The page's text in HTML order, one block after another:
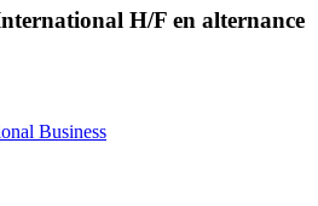
H/F en alternance
Business